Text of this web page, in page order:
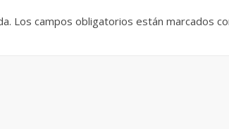
Los campos obligatorios están marcados